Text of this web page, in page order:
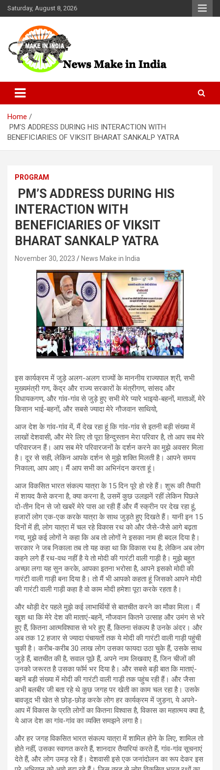
Skip
to
Saturday, August 8, 2026
News Make In india
Home
PM’S ADDRESS DURING HIS INTERACTION WITH
BENEFICIARIES OF VIKSIT BHARAT SANKALP YATRA
PROGRAM
PM’S ADDRESS DURING HIS
INTERACTION WITH
BENEFICIARIES OF VIKSIT
BHARAT SANKALP YATRA
November 30, 2023 News Make in India
इस कार्यक्रम में जुड़े अलग-अलग राज्यों के माननीय राज्यपाल श्री, सभी
मुख्‍यमंत्री गण, केंद्र और राज्य सरकारों के मंत्रीगण, सांसद और
विधायकगण, और गांव-गांव से जुड़े हुए सभी मेरे प्‍यारे भाइयो-बहनों, माताओं, मेरे
किसान भाई-बहनों, और सबसे ज्‍यादा मेरे नौजवान साथियो,
आज देश के गांव-गांव में, मैं देख रहा हूं कि गांव-गांव से इतनी बड़ी संख्या में
लाखों देशवासी, और मेरे लिए तो पूरा हिन्‍दुस्‍तान मेरा परिवार है, तो आप सब मेरे
परिवारजन हैं। आप सब मेरे परिवारजनों के दर्शन करने का मुझे अवसर मिला
है। दूर से सही, लेकिन आपके दर्शन से मुझे शक्ति मिलती है। आपने समय
निकाला, आप आए। मैं आप सभी का अभिनंदन करता हूं।
आज विकसित भारत संकल्प यात्रा के 15 दिन पूरे हो रहे हैं। शुरू की तैयारी
में शायद कैसे करना है, क्‍या करना है, उसमें कुछ उलझनें रहीं लेकिन पिछले
दो-तीन दिन से जो खबरें मेरे पास आ रही हैं और मैं स्‍क्रीन पर देख रहा हूं,
हजारों लोग एक-एक करके यात्रा के साथ जुड़ते हुए दिखते हैं। यानी इन 15
दिनों में ही, लोग यात्रा में चल रहे विकास रथ को और जैसे-जैसे आगे बढ़ता
गया, मुझे कई लोगों ने कहा कि अब तो लोगों ने इसका नाम ही बदल दिया है।
सरकार ने जब निकाला तब तो यह कहा था कि विकास रथ है; लेकिन अब लोग
कहने लगे हैं रथ-वथ नहीं है ये तो मोदी की गारंटी वाली गाड़ी है। मुझे बहुत
अच्‍छा लगा यह सुन करके, आपका इतना भरोसा है, आपने इसको मोदी की
गारंटी वाली गाड़ी बना दिया है। तो मैं भी आपको कहता हूं जिसको आपने मोदी
की गारंटी वाली गाड़ी कहा है वो काम मोदी हमेशा पूरा करके रहता है।
और थोड़ी देर पहले मुझे कई लाभार्थियों से बातचीत करने का मौका मिला। मैं
खुश था कि मेरे देश की माताएं-बहनें, नौजवान कि‍तने उत्‍साह और उमंग से भरे
हुए हैं, कितना आत्‍मविश्‍वास से भरे हुए हैं, कितना संकल्‍प है उनके अंदर। और
अब तक 12 हजार से ज्यादा पंचायतों तक ये मोदी की गारंटी वाली गाड़ी पहुंची
चुकी है। करीब-करीब 30 लाख लोग उसका फायदा उठा चुके हैं, उसके साथ
जुड़े हैं, बातचीत की है, सवाल पूछे हैं, अपने नाम लिखवाए हैं, जिन चीजों की
उनको जरूरत है उसका फॉर्म भर दिया है। और सबसे बड़ी बात कि माताएं-
बहनें बड़ी संख्या में मोदी की गारंटी वाली गाड़ी तक पहुंच रही हैं। और जैसा
अभी बलबीर जी बता रहे थे कुछ जगह पर खेती का काम चल रहा है। उसके
बावजूद भी खेत से छोड़-छोड़ करके लोग हर कार्यक्रम में जुड़ना, ये अपने-
आप में विकास के प्रति लोगों का कितना विश्‍वास है, विकास का महात्‍मय क्‍या है,
ये आज देश का गांव-गांव का व्‍यक्ति समझने लगा है।
और हर जगह विकसित भारत संकल्प यात्रा में शामिल होने के लिए, शामिल तो
होते नहीं, उसका स्‍वागत करते हैं, शानदार तैयारियां करते हैं, गांव-गांव सूचनाएं
देते हैं, और लोग उमड़ रहे हैं। देशवासी इसे एक जनांदोलन का रूप देकर इस